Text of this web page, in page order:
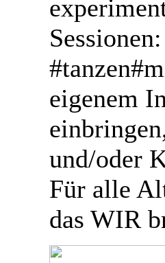
eigenem
und/oder
Für alle
das WIR